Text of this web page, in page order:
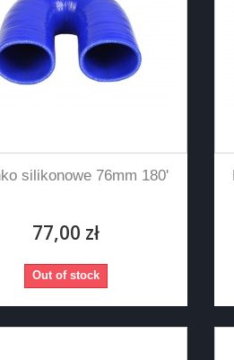
silikonowe 76mm 180'
77,00 zł
Out of stock